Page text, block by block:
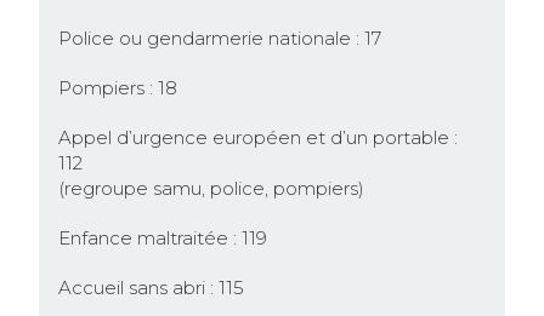
Police ou gendarmerie nationale : 17
Pompiers : 18
Appel d’urgence européen et d’un portable :
112
(regroupe samu, police, pompiers)
Enfance maltraitée : 119
Accueil sans abri : 115